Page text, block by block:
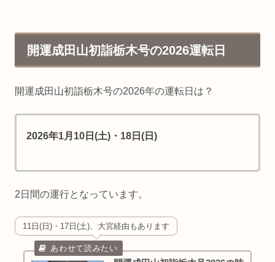
開運成田山初詣栃木号の2026運転日
開運成田山初詣栃木号の2026年の運転日は？
2026年1月10日(土)・18日(日)
2日間の運行となっています。
11日(日)・17日(土)、大宮経由もあります